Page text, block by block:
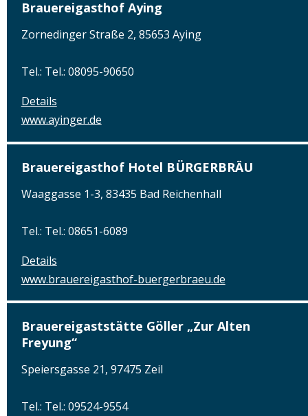
Brauereigasthof Aying
Zornedinger Straße 2, 85653 Aying
Tel.: Tel.: 08095-90650
Details
www.ayinger.de
Brauereigasthof Hotel BÜRGERBRÄU
Waaggasse 1-3, 83435 Bad Reichenhall
Tel.: Tel.: 08651-6089
Details
www.brauereigasthof-buergerbraeu.de
Brauereigaststätte Göller „Zur Alten
Freyung“
Speiersgasse 21, 97475 Zeil
Tel.: Tel.: 09524-9554